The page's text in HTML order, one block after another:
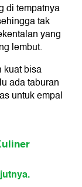
di tempatnya
tak
yang
lembut.
kuat bisa
ada taburan
untuk empal